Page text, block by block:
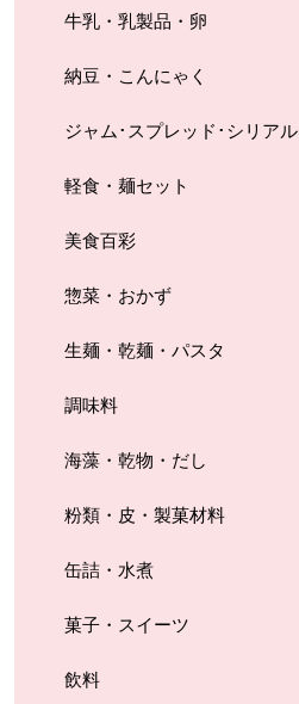
牛乳・乳製品・卵
納豆・こんにゃく
ジャム･スプレッド･シリアル
軽食・麺セット
美食百彩
惣菜・おかず
生麺・乾麺・パスタ
調味料
海藻・乾物・だし
粉類・皮・製菓材料
缶詰・水煮
菓子・スイーツ
飲料